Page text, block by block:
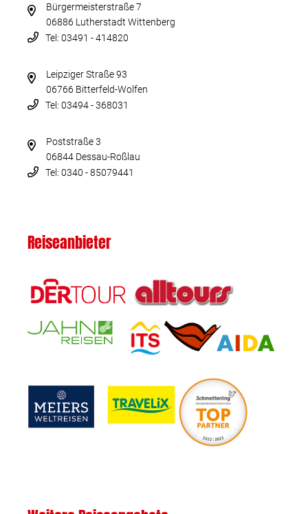
Bürgermeisterstraße 7
06886 Lutherstadt Wittenberg
Tel: 03491 - 414820
Leipziger Straße 93
06766 Bitterfeld-Wolfen
Tel: 03494 - 368031
Poststraße 3
06844 Dessau-Roßlau
Tel: 0340 - 85079441
Reiseanbieter